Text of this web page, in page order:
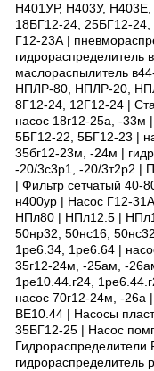
Н401УР, Н403У,
18БГ12-24, 25БГ12-
Г12-23А |
гидрораспределитель
маслораспылитель
НПЛР-80, НПЛР-20,
8Г12-24, 12Г12-24 |
насос 18г12-25а, -33м
5БГ12-22, 5БГ12-23 |
35бг12-23м, -24м |
-20/3с3р1, -20/3т2р2
| Фильтр сетчатый 40-
н400ур | Насос Г12-
НПл80 | НПл12.5 |
50нр32, 50нс16,
1ре6.34, 1ре6.64 |
35г12-24м, -25ам, -
1ре10.44.г24,
насос 70г12-24м, -26а
ВЕ10.44 | Насосы
35БГ12-25 | Насос
гидрораспределитель